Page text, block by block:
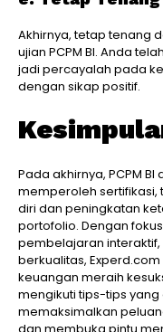
Akhirnya, tetap tenang
ujian PCPM BI. Anda
jadi percayalah pada
dengan sikap positif.
Pada akhirnya, PCPM
memperoleh
diri dan peningkatan
portofolio. Dengan
pembelajaran
berkualitas,
keuangan meraih
mengikuti tips-tips
memaksimalkan